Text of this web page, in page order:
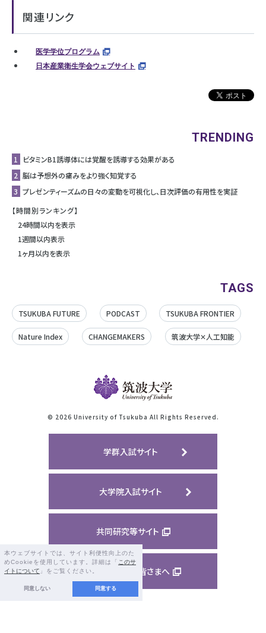
本ウェブサイトでは、サイト利便性向上のた
めCookieを使用しています。詳細は「 このサ
イトについて 」をご覧ください。
同意しない 同意する
関連リンク
医学学位プログラム
日本産業衛生学会ウェブサイト
TRENDING
1
ビタミンB1誘導体には覚醒を誘導する効果がある
2 脳は予想外の痛みをより強く知覚する
3 プレゼンティーズムの日々の変動を可視化し、日次評価の有用性を実証
【時間別ランキング】
24時間以内を表示
1週間以内表示
1ヶ月以内を表示
TAGS
TSUKUBA FUTURE PODCAST TSUKUBA FRONTIER
Nature Index CHANGEMAKERS 筑波大学✕人工知能
© 2026 University of Tsukuba All Rights Reserved.
学群入試サイト
大学院入試サイト
共同研究等サイト
ご支援くださる皆さまへ